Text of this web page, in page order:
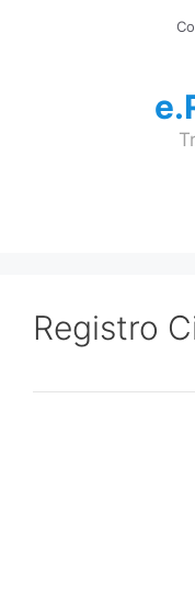
Registro